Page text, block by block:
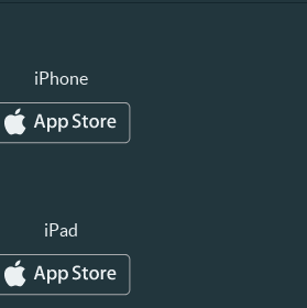
iPhone
iPad